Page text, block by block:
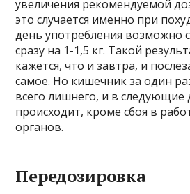
увеличения рекомендуемой
это случается именно при
день употребления возможно
сразу на 1-1,5 кг. Такой
кажется, что и завтра, и
самое. Но кишечник за один
всего лишнего, и в следующие
происходит, кроме сбоя в
органов.
Передозировка